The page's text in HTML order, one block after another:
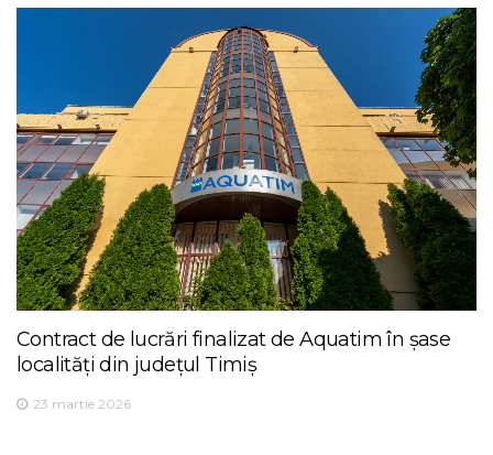
Contract de lucrări finalizat de Aquatim în șase
localități din județul Timiș
23 martie 2026